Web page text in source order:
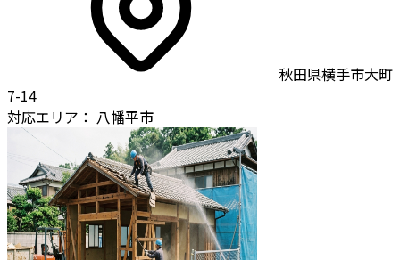
秋田県横手市大町
7-14
対応エリア： 八幡平市